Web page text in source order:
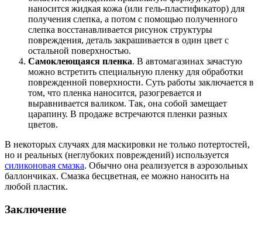
наносится жидкая кожа (или гель-пластификатор) для
получения слепка, а потом с помощью полученного
слепка восстанавливается рисунок структуры
повреждения, деталь закрашивается в один цвет с
остальной поверхностью.
Самоклеющаяся пленка. В автомагазинах зачастую
можно встретить специальную пленку для обработки
поврежденной поверхности. Суть работы заключается в
том, что пленка наносится, разогревается и
выравнивается валиком. Так, она собой замещает
царапину. В продаже встречаются пленки разных
цветов.
В некоторых случаях для маскировки не только потертостей,
но и реальных (неглубоких повреждений) используется
силиконовая смазка. Обычно она реализуется в аэрозольных
баллончиках. Смазка бесцветная, ее можно наносить на
любой пластик.
Заключение